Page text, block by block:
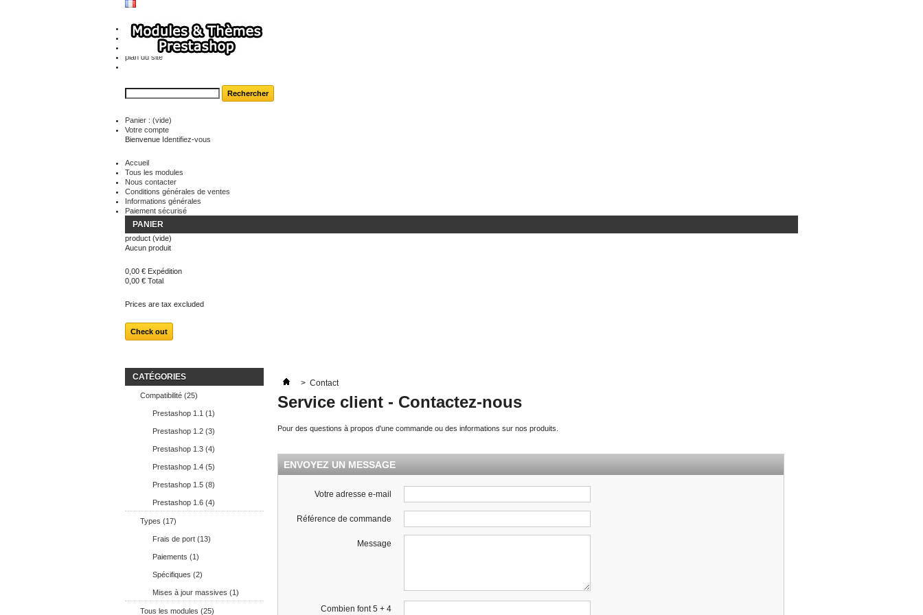
plan du site
Panier : (vide)
Votre compte
Bienvenue Identifiez-vous
Accueil
Tous les modules
Nous contacter
Conditions générales de ventes
Informations générales
Paiement sécurisé
PANIER
product (vide)
Aucun produit
0,00 € Expédition
0,00 € Total
Prices are tax excluded
Check out
CATÉGORIES
Compatibilité (25)
Prestashop 1.1 (1)
Prestashop 1.2 (3)
Prestashop 1.3 (4)
Prestashop 1.4 (5)
Prestashop 1.5 (8)
Prestashop 1.6 (4)
Types (17)
Frais de port (13)
Paiements (1)
Spécifiques (2)
Mises à jour massives (1)
Tous les modules (25)
> Contact
Service client - Contactez-nous
Pour des questions à propos d'une commande ou des informations sur nos produits.
ENVOYEZ UN MESSAGE
Votre adresse e-mail
Référence de commande
Message
Combien font 5 + 4